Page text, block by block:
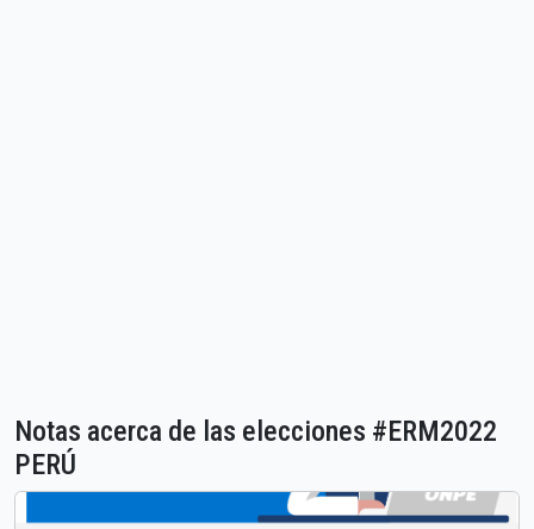
Notas acerca de las elecciones #ERM2022
PERÚ